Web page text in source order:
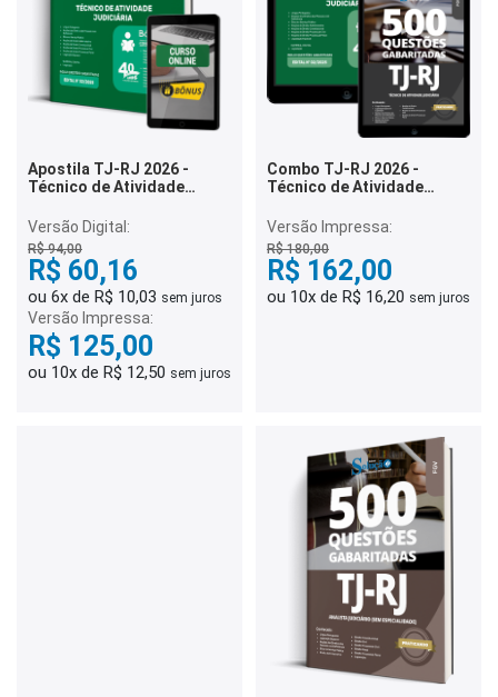
Apostila TJ-RJ 2026 -
Técnico de Atividade
Versão Digital:
R$ 94,00
R$ 60,16
ou 6x de R$ 10,03 sem juros
Versão Impressa:
R$ 125,00
ou 10x de R$ 12,50 sem juros
Combo TJ-RJ 2026 -
Técnico de Atividade
Versão Impressa:
R$ 180,00
R$ 162,00
ou 10x de R$ 16,20 sem juros